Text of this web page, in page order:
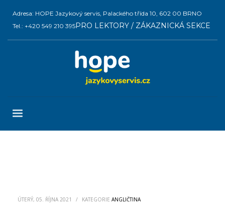
Adresa: HOPE Jazykový servis, Palackého třída 10, 602 00 BRNO
Tel.: +420 549 210 395PRO LEKTORY / ZÁKAZNICKÁ SEKCE
ÚTERÝ, 05. ŘÍJNA 2021 / KATEGORIE ANGLIČTINA